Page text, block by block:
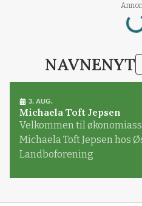
NAVNENYT
3. AUG.
Michaela Toft Jepsen
Velkommen til
Michaela Toft Jepsen hos
Landboforening